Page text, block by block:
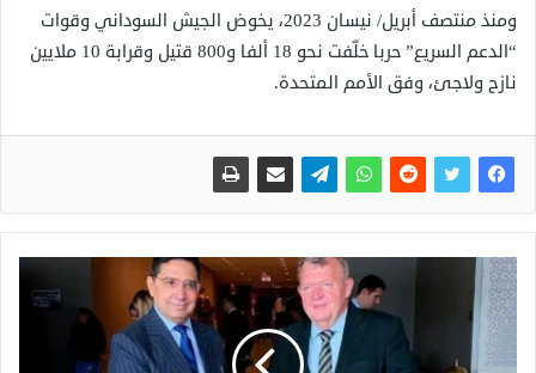
ومنذ منتصف أبريل/ نيسان 2023، يخوض الجيش السوداني وقوات
“الدعم السريع” حربا خلّفت نحو 18 ألفا و800 قتيل وقرابة 10 ملايين
نازح ولاجئ، وفق الأمم المتحدة.